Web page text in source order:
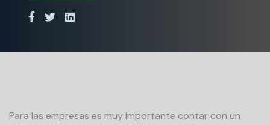
Para las empresas es muy importante contar con un